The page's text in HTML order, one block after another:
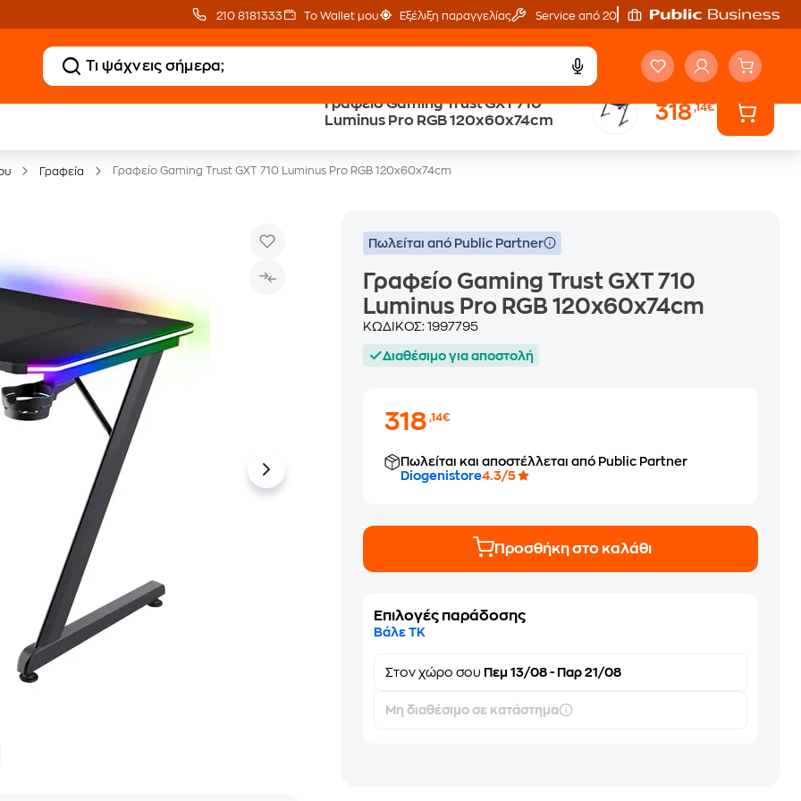
210 8181333 Το Wallet μου Εξέλιξη παραγγελίας Service από 20'
Γραφείο Gaming Trust GXT 710
Luminus Pro RGB 120x60x74cm
318,14€
Γραφεία Γραφείο Gaming Trust GXT 710 Luminus Pro RGB 120x60x74cm
Πωλείται από Public Partner
Γραφείο Gaming Trust GXT 710
Luminus Pro RGB 120x60x74cm
ΚΩΔΙΚΟΣ:1997795
Διαθέσιμο για αποστολή
318,14€
Πωλείται και αποστέλλεται από Public Partner
Diogenistore4.3/5
Προσθήκη στο καλάθι
Επιλογές παράδοσης
Βάλε ΤΚ
Στονχώρο σου Πεμ 13/08 - Παρ 21/08
Μη διαθέσιμο σε κατάστημα